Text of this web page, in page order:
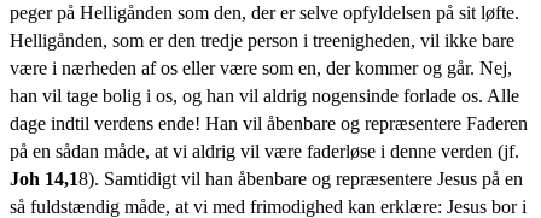
peger på Helligånden som den, der er selve opfyldelsen på sit løfte.
Helligånden, som er den tredje person i treenigheden, vil ikke bare
være i nærheden af os eller være som en, der kommer og går. Nej,
han vil tage bolig i os, og han vil aldrig nogensinde forlade os. Alle
dage indtil verdens ende! Han vil åbenbare og repræsentere Faderen
på en sådan måde, at vi aldrig vil være faderløse i denne verden (jf.
Joh 14,18). Samtidigt vil han åbenbare og repræsentere Jesus på en
så fuldstændig måde, at vi med frimodighed kan erklære: Jesus bor i